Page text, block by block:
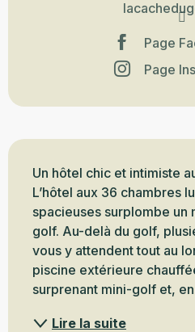
Page
Page
Description
Un hôtel chic et intimiste
L’hôtel aux 36 chambres
spacieuses surplombe un
golf. Au-delà du golf,
vous y attendent tout au
piscine extérieure
surprenant mini-golf et,
Lire la suite